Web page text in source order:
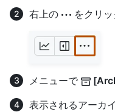
右上の
をクリッ
メニューで
表示されるアーカ